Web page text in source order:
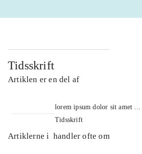
Tidsskrift
Artiklen er en del af
lorem ipsum dolor sit amet ...
Tidsskrift
Artiklerne i handler ofte om